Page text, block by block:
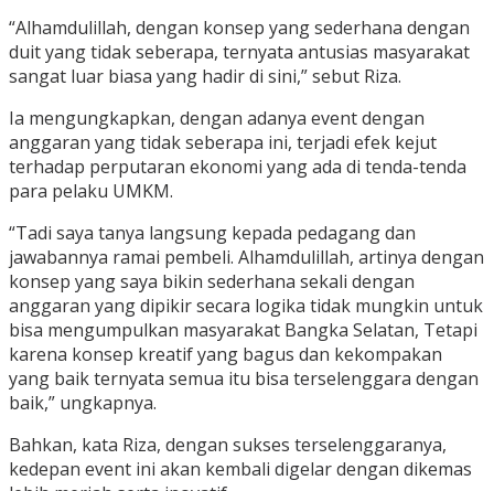
“Alhamdulillah, dengan konsep yang sederhana dengan
duit yang tidak seberapa, ternyata antusias masyarakat
sangat luar biasa yang hadir di sini,” sebut Riza.
Ia mengungkapkan, dengan adanya event dengan
anggaran yang tidak seberapa ini, terjadi efek kejut
terhadap perputaran ekonomi yang ada di tenda-tenda
para pelaku UMKM.
“Tadi saya tanya langsung kepada pedagang dan
jawabannya ramai pembeli. Alhamdulillah, artinya dengan
konsep yang saya bikin sederhana sekali dengan
anggaran yang dipikir secara logika tidak mungkin untuk
bisa mengumpulkan masyarakat Bangka Selatan, Tetapi
karena konsep kreatif yang bagus dan kekompakan
yang baik ternyata semua itu bisa terselenggara dengan
baik,” ungkapnya.
Bahkan, kata Riza, dengan sukses terselenggaranya,
kedepan event ini akan kembali digelar dengan dikemas